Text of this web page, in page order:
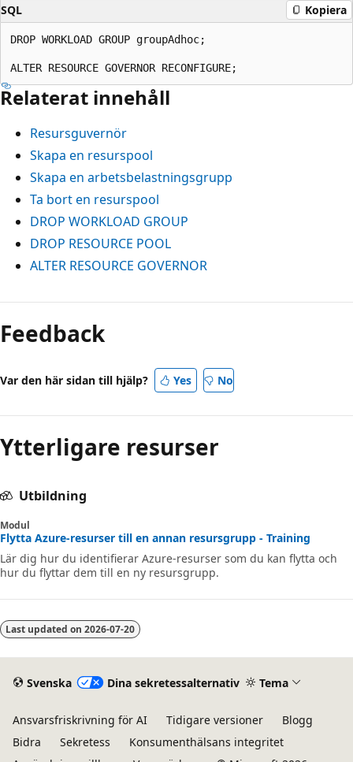
SQL Kopiera
DROP WORKLOAD GROUP groupAdhoc;
Relaterat innehåll
Resursguvernör
Skapa en resurspool
Skapa en arbetsbelastningsgrupp
Ta bort en resurspool
DROP WORKLOAD GROUP
DROP RESOURCE POOL
ALTER RESOURCE GOVERNOR
Feedback
Var den här sidan till hjälp? Yes No
Ytterligare resurser
Utbildning
Modul
Flytta Azure-resurser till en annan resursgrupp - Training
Lär dig hur du identifierar Azure-resurser som du kan flytta och
hur du flyttar dem till en ny resursgrupp.
Last updated on 2026-07-20
Svenska Dina sekretessalternativ Tema
Ansvarsfriskrivning för AI Tidigare versioner
Blogg
Bidra
Sekretess
Konsumenthälsans integritet